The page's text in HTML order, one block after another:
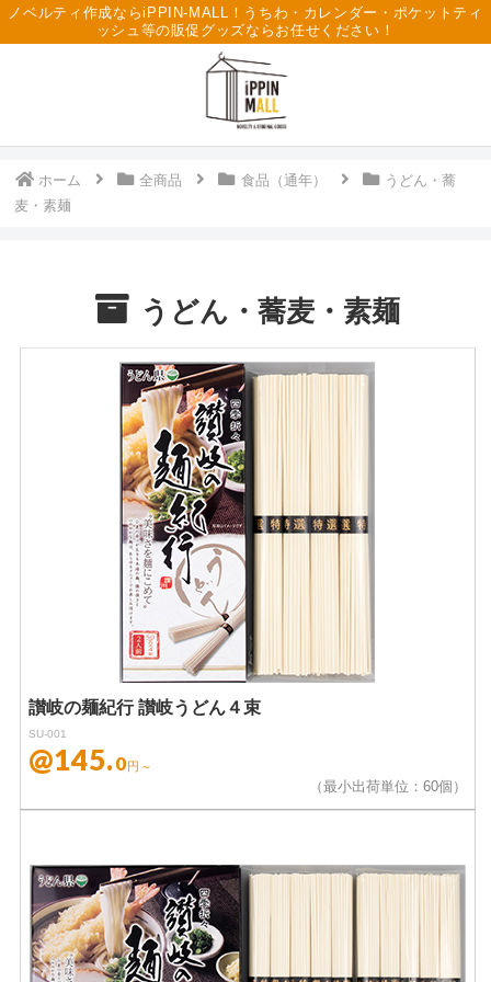
ノベルティ作成ならiPPIN-MALL！うちわ・カレンダー・ポケットティ
ッシュ等の販促グッズならお任せください！
ホーム 全商品 食品（通年）
うどん・蕎
麦・素麺
うどん・蕎麦・素麺
讃岐の麺紀行 讃岐うどん４束
SU-001
@145.0円～
（最小出荷単位：60個）